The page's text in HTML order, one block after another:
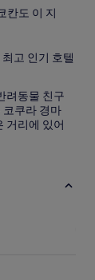
칸도 이 지
고 인기 호텔
려동물 친구
코쿠라 경마
거리에 있어